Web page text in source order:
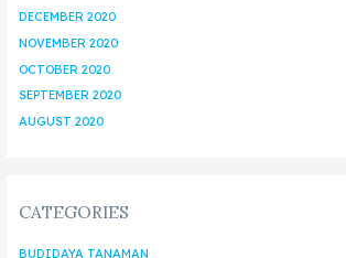
DECEMBER 2020
NOVEMBER 2020
OCTOBER 2020
SEPTEMBER 2020
AUGUST 2020
CATEGORIES
BUDIDAYA TANAMAN